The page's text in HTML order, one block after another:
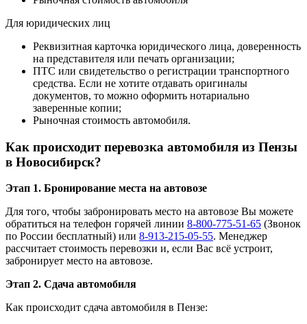
Для юридических лиц
Реквизитная карточка юридического лица, доверенность
на представителя или печать организации;
ПТС или свидетельство о регистрации транспортного
средства. Если не хотите отдавать оригиналы
документов, то можно оформить нотариально
заверенные копии;
Рыночная стоимость автомобиля.
Как происходит перевозка автомобиля из Пензы
в Новосибирск?
Этап 1. Бронирование места на автовозе
Для того, чтобы забронировать место на автовозе Вы можете
обратиться на телефон горячей линии 8-800-775-51-65 (Звонок
по России бесплатный) или 8-913-215-05-55. Менеджер
рассчитает стоимость перевозки и, если Вас всё устроит,
забронирует место на автовозе.
Этап 2. Сдача автомобиля
Как происходит сдача автомобиля в Пензе: